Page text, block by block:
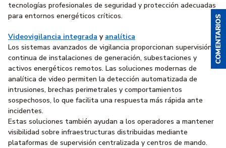
tecnologías profesionales de seguridad y protección adecuadas
para entornos energéticos críticos.
Videovigilancia integrada y analítica
Los sistemas avanzados de vigilancia proporcionan supervisión
continua de instalaciones de generación, subestaciones y
activos energéticos remotos. Las soluciones modernas de
analítica de video permiten la detección automatizada de
intrusiones, brechas perimetrales y comportamientos
sospechosos, lo que facilita una respuesta más rápida ante
incidentes.
Estas soluciones también ayudan a los operadores a mantener
visibilidad sobre infraestructuras distribuidas mediante
plataformas de supervisión centralizada y centros de mando.